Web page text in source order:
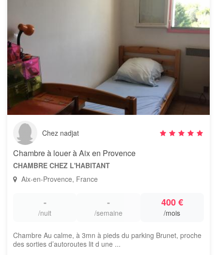
Chez nadjat
Chambre à louer à Aix en Provence
CHAMBRE CHEZ L'HABITANT
Aix-en-Provence, France
-
/nuit
-
/semaine
400 €
/mois
Chambre Au calme, à 3mn à pieds du parking Brunet, proche
des sorties d’autoroutes lit d une ...